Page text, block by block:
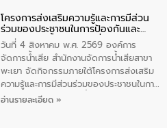
“ชุมชนร่วมใจ น้ำใสยั่งยืน” ได้บรรยายให้
ความรู้เกี่ยวกับการจัดการน้ำเสียและการใช้
ถังดักไขมันให้แก่นักเรียนโรงเรียนวัดบ่อ
(นันทวิทยา) เทศบาลนครปากเกร็ด อำเภอ
ปากเกร็ด จังหวัดนนทบุรี จำนวน 30 คน
โครงการส่งเสริมความรู้และการมีส่วน
ร่วมของประชาชนในการป้องกันและ
แก้ไขปัญหาน้ำเสียอย่างยั่งยืน
วันที่ 4 สิงหาคม พ.ศ. 2569 องค์การ
จัดการน้ำเสีย สำนักงานจัดการน้ำเสียสาขา
พะเยา จัดกิจกรรมภายใต้โครงการส่งเสริม
ความรู้และการมีส่วนร่วมของประชาชนในการ
ป้องกันและแก้ไขปัญหาน้ำเสียอย่างยั่งยืน
อ่านรายละเอียด »